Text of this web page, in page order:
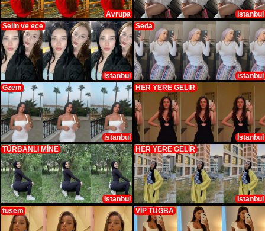
Avrupa
istanbul
Selin ve ece
İstanbul
Seda
istanbul
Gzem
istanbul
HER YERE GELİR
İstanbul
TÜRBANLI MİNE
İstanbul
HER YERE GELİR
İstanbul
tusem
VİP TUĞBA